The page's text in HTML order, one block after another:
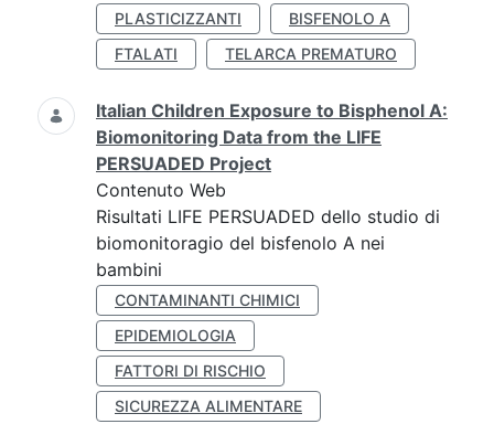
PLASTICIZZANTI
BISFENOLO A
FTALATI
TELARCA PREMATURO
Italian Children Exposure to Bisphenol A:
Biomonitoring Data from the LIFE
PERSUADED Project
Contenuto Web
Risultati LIFE PERSUADED dello studio di
biomonitoragio del bisfenolo A nei
bambini
CONTAMINANTI CHIMICI
EPIDEMIOLOGIA
FATTORI DI RISCHIO
SICUREZZA ALIMENTARE